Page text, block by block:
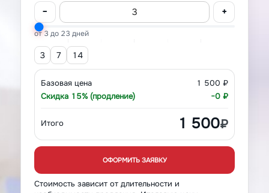
− +
от 3 до 23 дней
3 7 14
Базовая цена
1 500 ₽
Скидка 15% (продление)
−0 ₽
Итого 1 500₽
ОФОРМИТЬ ЗАЯВКУ
Стоимость зависит от длительности и